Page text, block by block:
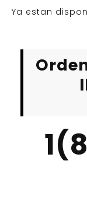
Ya estan